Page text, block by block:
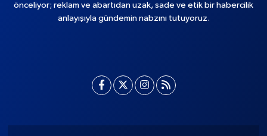
önceliyor; reklam ve abartıdan uzak, sade ve etik bir habercilik
anlayışıyla gündemin nabzını tutuyoruz.